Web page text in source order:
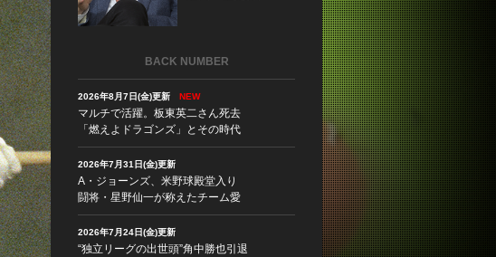
BACK NUMBER
2026年8月7日(金)更新 NEW
マルチで活躍。板東英二さん死去
「燃えよドラゴンズ」とその時代
2026年7月31日(金)更新
A・ジョーンズ、米野球殿堂入り
闘将・星野仙一が称えたチーム愛
2026年7月24日(金)更新
“独立リーグの出世頭”角中勝也引退